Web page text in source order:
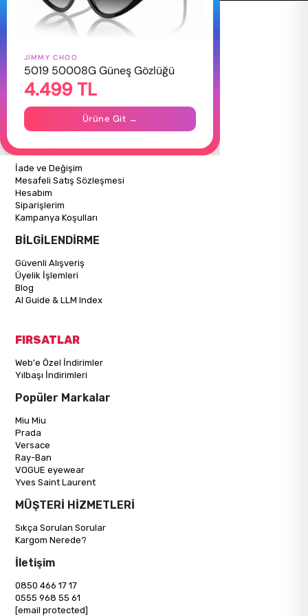
HAKKIMIZDA
Hakkımızda
Gizlilik Politikası
İletişim
ALIŞVERİŞ BİLGİLERİ
İade ve Değişim
Mesafeli Satış Sözleşmesi
Hesabım
Siparişlerim
Kampanya Koşulları
BİLGİLENDİRME
Güvenli Alışveriş
Üyelik İşlemleri
Blog
AI Guide & LLM Index
FIRSATLAR
Web'e Özel İndirimler
Yılbaşı İndirimleri
Popüler Markalar
Miu Miu
Prada
Versace
Ray-Ban
VOGUE eyewear
Yves Saint Laurent
MÜŞTERİ HİZMETLERİ
Sıkça Sorulan Sorular
Kargom Nerede?
İletişim
0850 466 17 17
0555 968 55 61
[email protected]
JIMMY CHOO
5019 50008G Güneş Gözlüğü
4.499 TL
Ürüne Git →